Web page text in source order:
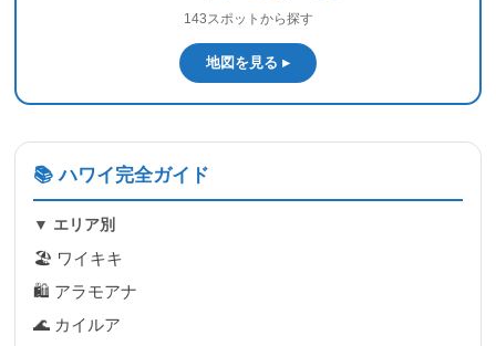
143スポットから探す
地図を見る ▸
📚 ハワイ完全ガイド
▼ エリア別
🏖 ワイキキ
🛍 アラモアナ
🌊 カイルア